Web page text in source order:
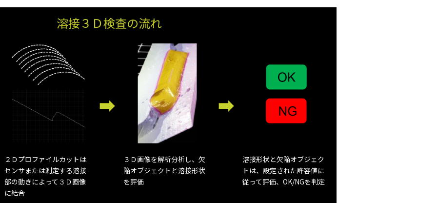
溶接３Ｄ検査の流れ
２Ｄプロファイルカットは
センサまたは測定する溶接
部の動きによって３Ｄ画像
に結合
３Ｄ画像を解析分析し、欠
陥オブジェクトと溶接形状
を評価
溶接形状と欠陥オブジェク
トは、設定された許容値に
従って評価、OK/NGを判定